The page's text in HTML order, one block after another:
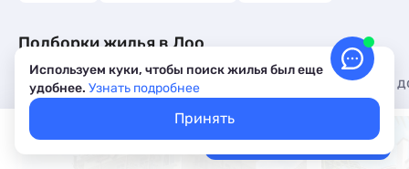
Подборки жилья в Лоо
Гостевые дома Частный сектор Коттеджи и
Карта
Покажем свободное жилье
Выбрать даты
Используем куки, чтобы поиск жилья был еще
удобнее. Узнать подробнее
Принять